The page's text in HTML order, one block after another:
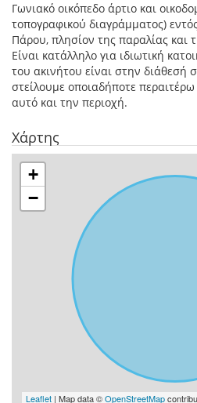
Γωνιακό οικόπεδο άρτιο και
τοπογραφικού διαγράμματος)
Πάρου, πλησίον της παραλίας και
Είναι κατάλληλο για ιδιωτική
του ακινήτου είναι στην διάθεσή
στείλουμε οποιαδήποτε
αυτό και την περιοχή.
Χάρτης
+
−
Leaflet | Map data ©OpenStreetMap